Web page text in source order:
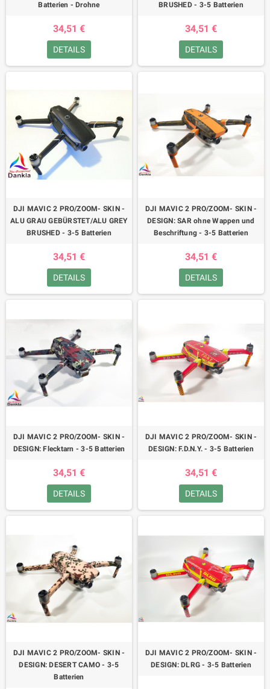
Batterien - Drohne
34,51 €
DETAILS
BRUSHED - 3-5 Batterien
34,51 €
DETAILS
DJI MAVIC 2 PRO/ZOOM- SKIN -
ALU GRAU GEBÜRSTET/ALU GREY
BRUSHED - 3-5 Batterien
34,51 €
DETAILS
DJI MAVIC 2 PRO/ZOOM- SKIN -
DESIGN: SAR ohne Wappen und
Beschriftung - 3-5 Batterien
34,51 €
DETAILS
DJI MAVIC 2 PRO/ZOOM- SKIN -
DESIGN: Flecktarn - 3-5 Batterien
34,51 €
DETAILS
DJI MAVIC 2 PRO/ZOOM- SKIN -
DESIGN: F.D.N.Y. - 3-5 Batterien
34,51 €
DETAILS
DJI MAVIC 2 PRO/ZOOM- SKIN -
DESIGN: DESERT CAMO - 3-5
Batterien
DJI MAVIC 2 PRO/ZOOM- SKIN -
DESIGN: DLRG - 3-5 Batterien